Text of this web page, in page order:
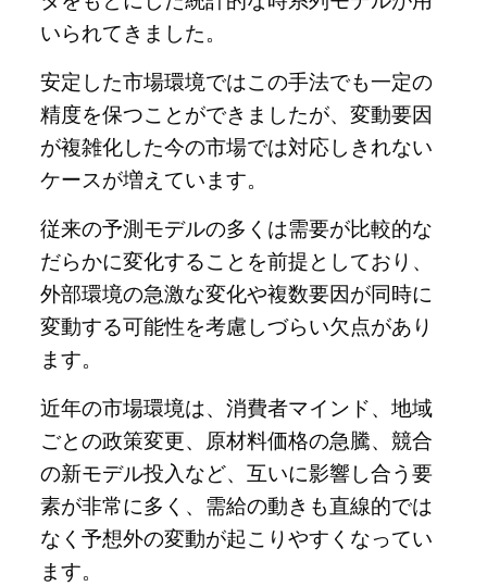
いられてきました。
安定した市場環境ではこの手法でも一定の
精度を保つことができましたが、変動要因
が複雑化した今の市場では対応しきれない
ケースが増えています。
従来の予測モデルの多くは需要が比較的な
だらかに変化することを前提としており、
外部環境の急激な変化や複数要因が同時に
変動する可能性を考慮しづらい欠点があり
ます。
近年の市場環境は、消費者マインド、地域
ごとの政策変更、原材料価格の急騰、競合
の新モデル投入など、互いに影響し合う要
素が非常に多く、需給の動きも直線的では
なく予想外の変動が起こりやすくなってい
ます。